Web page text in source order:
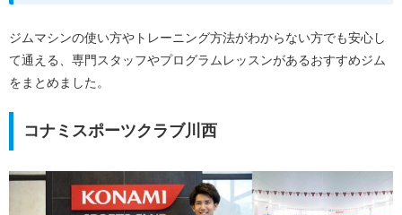
ジムマシンの使い方やトレーニング方法がわからない方でも安心し
て通える、専門スタッフやプログラムレッスンがあるおすすめジム
をまとめました。
コナミスポーツクラブ川西